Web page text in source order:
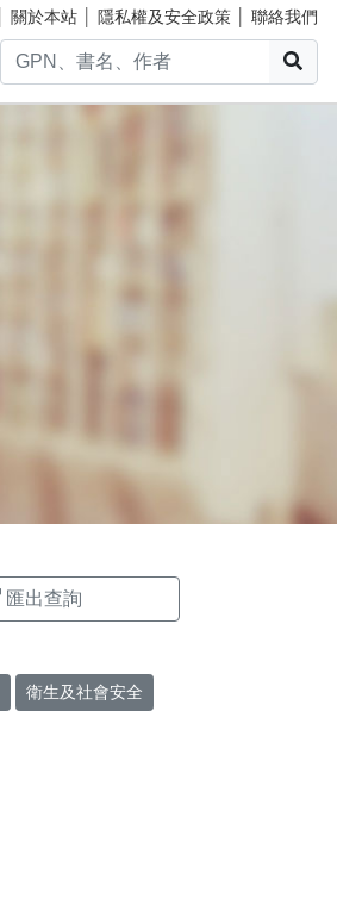
關於本站 隱私權及安全政策 聯絡我們
匯出查詢
衛生及社會安全